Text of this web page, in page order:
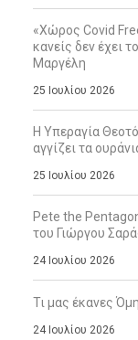
«Χώρος Covid
κανείς δεν έχει
Μαργέλη
25 Ιουλίου 2026
Η Υπεραγία
αγγίζει τα
25 Ιουλίου 2026
Pete the
του Γιώργου
24 Ιουλίου 2026
Τι μας έκανες
24 Ιουλίου 2026